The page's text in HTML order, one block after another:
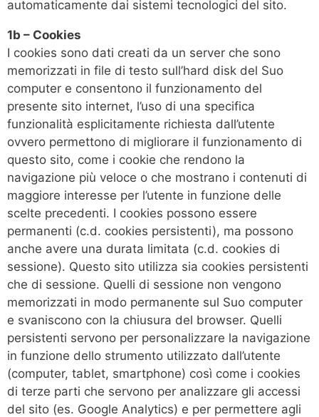
automaticamente dai sistemi tecnologici del sito.
1b – Cookies
I cookies sono dati creati da un server che sono
memorizzati in file di testo sull’hard disk del Suo
computer e consentono il funzionamento del
presente sito internet, l’uso di una specifica
funzionalità esplicitamente richiesta dall’utente
ovvero permettono di migliorare il funzionamento di
questo sito, come i cookie che rendono la
navigazione più veloce o che mostrano i contenuti di
maggiore interesse per l’utente in funzione delle
scelte precedenti. I cookies possono essere
permanenti (c.d. cookies persistenti), ma possono
anche avere una durata limitata (c.d. cookies di
sessione). Questo sito utilizza sia cookies persistenti
che di sessione. Quelli di sessione non vengono
memorizzati in modo permanente sul Suo computer
e svaniscono con la chiusura del browser. Quelli
persistenti servono per personalizzare la navigazione
in funzione dello strumento utilizzato dall’utente
(computer, tablet, smartphone) così come i cookies
di terze parti che servono per analizzare gli accessi
del sito (es. Google Analytics) e per permettere agli